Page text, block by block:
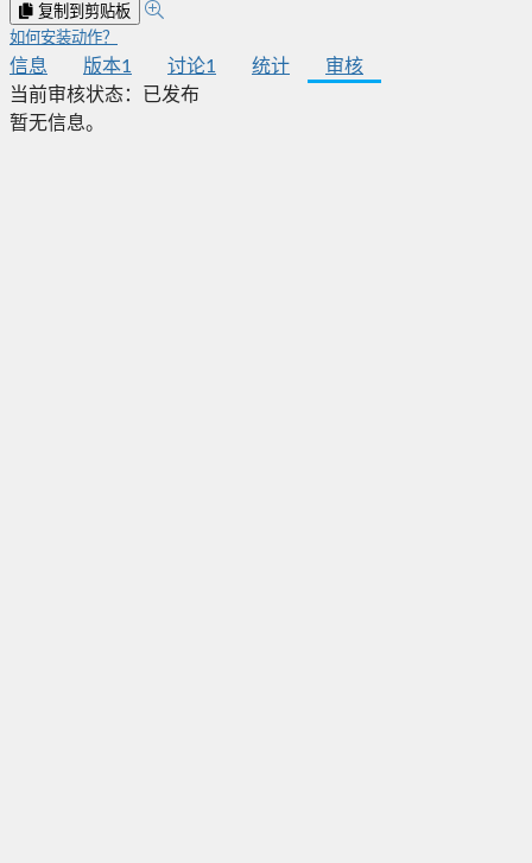
复制到剪贴板
如何安装动作？
信息 版本1 讨论1 统计
审核
当前审核状态：
已发布
暂无信息。